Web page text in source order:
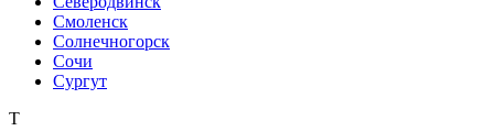
Смоленск
Солнечногорск
Сочи
Сургут
Т